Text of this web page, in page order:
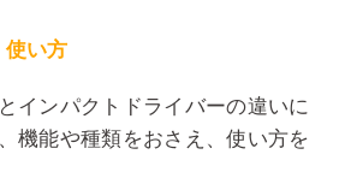
い方
インパクトドライバーの違いに
機能や種類をおさえ、使い方を